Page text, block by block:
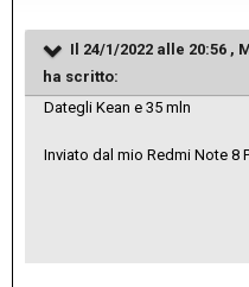
Il 24/1/2022 alle 20:56 ,
ha scritto:
Dategli Kean e 35 mln
Inviato dal mio Redmi Note 8